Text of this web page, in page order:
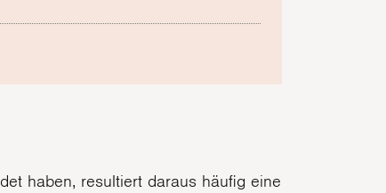
haben, resultiert daraus häufig eine